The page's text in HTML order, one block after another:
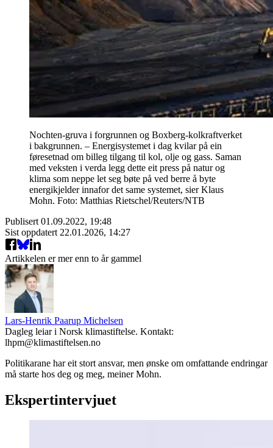
Nochten-gruva i forgrunnen og Boxberg-kolkraftverket
i bakgrunnen. – Energisystemet i dag kvilar på ein
føresetnad om billeg tilgang til kol, olje og gass. Saman
med veksten i verda legg dette eit press på natur og
klima som neppe let seg bøte på ved berre å byte
energikjelder innafor det same systemet, sier Klaus
Mohn. Foto: Matthias Rietschel/Reuters/NTB
Publisert 01.09.2022, 19:48
Sist oppdatert 22.01.2026, 14:27
Artikkelen er mer enn to år gammel
Lars-Henrik Paarup Michelsen
Dagleg leiar i Norsk klimastiftelse. Kontakt:
lhpm@klimastiftelsen.no
Politikarane har eit stort ansvar, men ønske om omfattande endringar
må starte hos deg og meg, meiner Mohn.
Ekspertintervjuet